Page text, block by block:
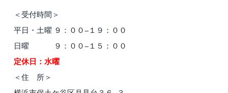
＜受付時間＞
平日・土曜 ９：００−１９：００
日曜 ９：００−１５：００
定休日：水曜
＜住 所＞